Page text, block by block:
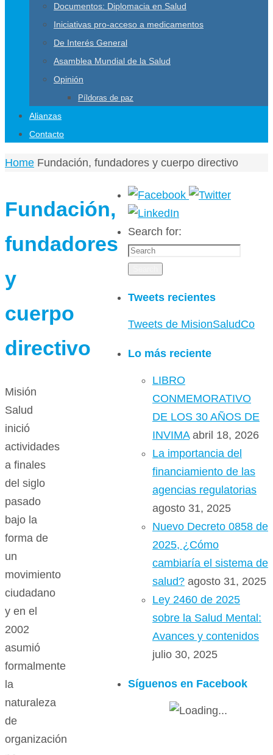
Documentos: Diplomacia en Salud
Iniciativas pro-acceso a medicamentos
De Interés General
Asamblea Mundial de la Salud
Opinión
Píldoras de paz
Alianzas
Contacto
Home Fundación, fundadores y cuerpo directivo
Fundación,
fundadores
y
cuerpo
directivo
Misión
Salud
inició
actividades
a finales
del siglo
pasado
bajo la
forma de
un
movimiento
ciudadano
y en el
2002
asumió
formalmente
la
naturaleza
de
organización
Search for:
Tweets recientes
Tweets de MisionSaludCo
Lo más reciente
LIBRO
CONMEMORATIVO
DE LOS 30 AÑOS DE
INVIMA abril 18, 2026
La importancia del
financiamiento de las
agencias regulatorias
agosto 31, 2025
Nuevo Decreto 0858 de
2025, ¿Cómo
cambiaría el sistema de
salud? agosto 31, 2025
Ley 2460 de 2025
sobre la Salud Mental:
Avances y contenidos
julio 30, 2025
Síguenos en Facebook